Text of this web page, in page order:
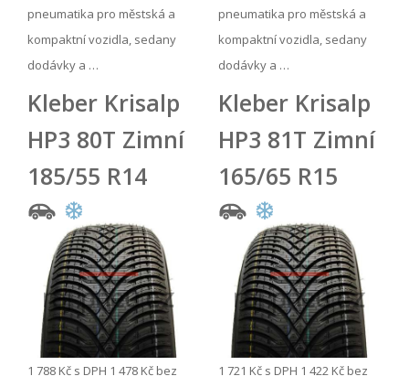
pneumatika pro městská a
kompaktní vozidla, sedany
dodávky a …
pneumatika pro městská a
kompaktní vozidla, sedany
dodávky a …
Kleber Krisalp
HP3 80T Zimní
185/55 R14
1 788 Kč s DPH 1 478 Kč bez
Kleber Krisalp
HP3 81T Zimní
165/65 R15
1 721 Kč s DPH 1 422 Kč bez